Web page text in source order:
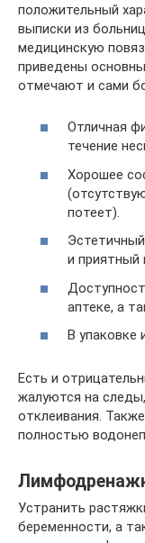
положительный
выписки из
медицинскую
приведены
отмечают и сами
Отличная
течение
Хорошее
потеет).
и приятный
аптеке, а
В упаковке
Есть и
жалуются на
отклеивания.
полностью
Устранить
беременности, а